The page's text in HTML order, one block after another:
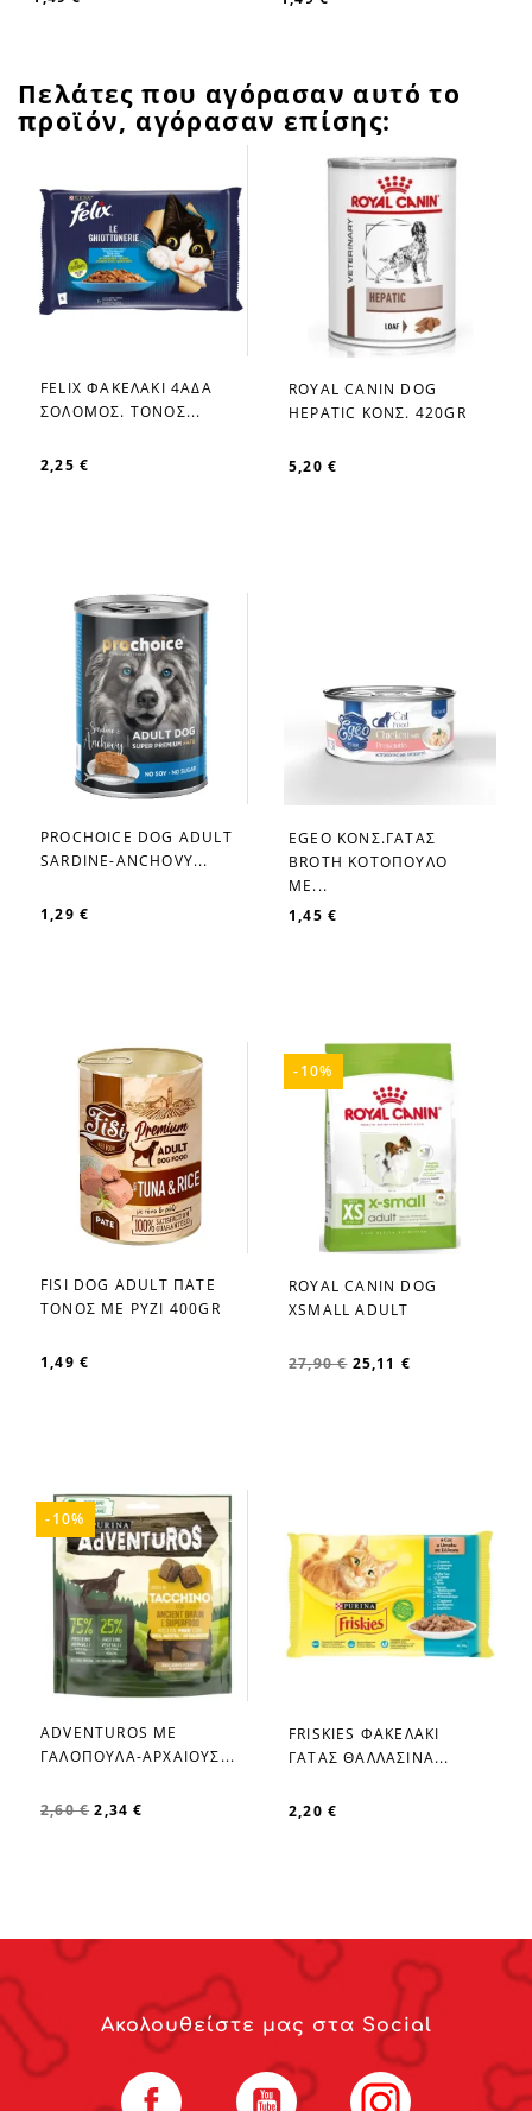
Πελάτες που αγόρασαν αυτό το
προϊόν, αγόρασαν επίσης:
favorite_border
FELIX ΦΑΚΕΛΑΚΙ 4ΑΔΑ
ΣΟΛΟΜΟΣ. ΤΟΝΟΣ...
2,25 €
favorite_border
ROYAL CANIN DOG
HEPATIC ΚΟΝΣ. 420GR
5,20 €
favorite_border
PROCHOICE DOG ADULT
SARDINE-ANCHOVY...
1,29 €
favorite_border
EGEO ΚΟΝΣ.ΓΑΤΑΣ
BROTH ΚΟΤΟΠΟΥΛΟ
ΜΕ...
1,45 €
favorite_border
FISI DOG ADULT ΠΑΤΕ
ΤΟΝΟΣ ΜΕ ΡΥΖΙ 400GR
1,49 €
favorite_border
ROYAL CANIN DOG
XSMALL ADULT
27,90 € 25,11 €
-10%
favorite_border
ADVENTUROS ΜΕ
ΓΑΛΟΠΟΥΛΑ-ΑΡΧΑΙΟΥΣ...
2,60 € 2,34 €
-10%
favorite_border
FRISKIES ΦΑΚΕΛΑΚΙ
ΓΑΤΑΣ ΘΑΛΛΑΣΙΝΑ...
2,20 €
Ακολουθείστε μας στα Social
Facebook YouTube Instagram